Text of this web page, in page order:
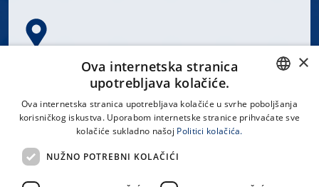
Spinčićeva 1, 21000 Split
CROATIAN
×
Ova internetska stranica
upotrebljava kolačiće.
Ova internetska stranica upotrebljava kolačiće u svrhe poboljšanja
korisničkog iskustva. Uporabom internetske stranice prihvaćate sve
kolačiće sukladno našoj Politici kolačića.
NUŽNO POTREBNI KOLAČIĆI